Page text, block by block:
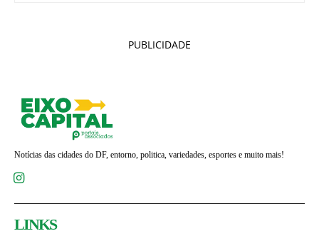
PUBLICIDADE
Notícias das cidades do DF, entorno, politica, variedades, esportes e muito mais!
LINKS